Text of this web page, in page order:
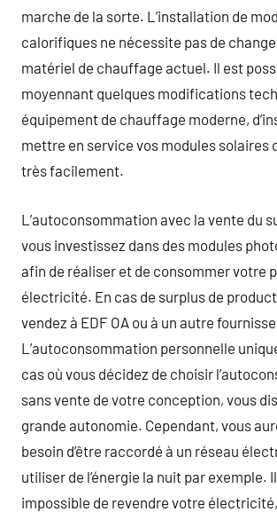
marche de la sorte. L’installation de
calorifiques ne nécessite pas de
matériel de chauffage actuel. Il est
moyennant quelques modifications
équipement de chauffage moderne,
mettre en service vos modules solaires
très facilement.
L’autoconsommation avec la vente du
vous investissez dans des modules
afin de réaliser et de consommer votre
électricité. En cas de surplus de
vendez à EDF OA ou à un autre
L’autoconsommation personnelle
cas où vous décidez de choisir
sans vente de votre conception, vous
grande autonomie. Cependant, vous
besoin d’être raccordé à un réseau
utiliser de l’énergie la nuit par exemple.
impossible de revendre votre électricité,